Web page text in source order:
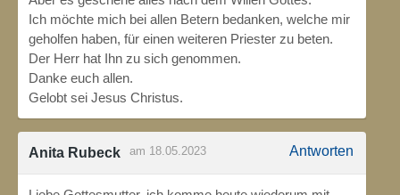
Ich möchte mich bei allen Betern bedanken, welche mir
geholfen haben, für einen weiteren Priester zu beten.
Der Herr hat Ihn zu sich genommen.
Danke euch allen.
Gelobt sei Jesus Christus.
Anita Rubeck am 18.05.2023 Antworten